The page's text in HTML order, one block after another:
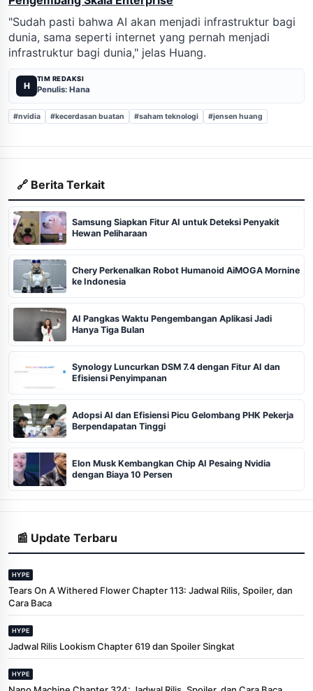
"Sudah pasti bahwa AI akan menjadi infrastruktur bagi
dunia, sama seperti internet yang pernah menjadi
infrastruktur bagi dunia," jelas Huang.
H
TIM REDAKSI
Penulis: Hana
#nvidia #kecerdasan buatan #saham teknologi #jensen huang
🔗 Berita Terkait
Samsung Siapkan Fitur AI untuk Deteksi Penyakit
Hewan Peliharaan
Chery Perkenalkan Robot Humanoid AiMOGA Mornine
ke Indonesia
AI Pangkas Waktu Pengembangan Aplikasi Jadi
Hanya Tiga Bulan
Synology Luncurkan DSM 7.4 dengan Fitur AI dan
Efisiensi Penyimpanan
Adopsi AI dan Efisiensi Picu Gelombang PHK Pekerja
Berpendapatan Tinggi
Elon Musk Kembangkan Chip AI Pesaing Nvidia
dengan Biaya 10 Persen
📰 Update Terbaru
HYPE
Tears On A Withered Flower Chapter 113: Jadwal Rilis, Spoiler, dan
Cara Baca
HYPE
Jadwal Rilis Lookism Chapter 619 dan Spoiler Singkat
HYPE